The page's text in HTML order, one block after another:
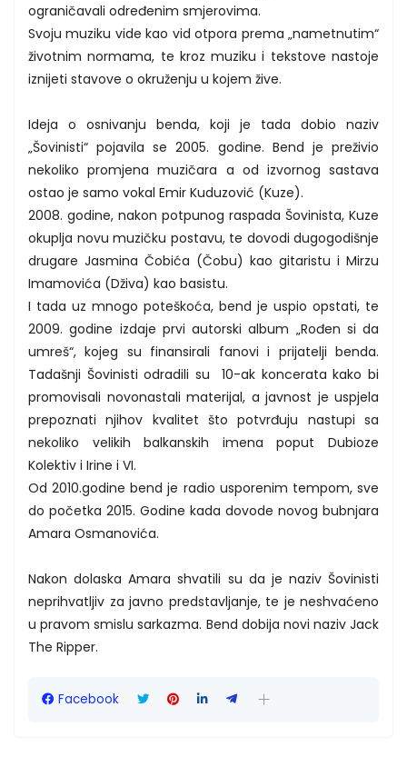
ograničavali određenim smjerovima.
Svoju muziku vide kao vid otpora prema „nametnutim“
životnim normama, te kroz muziku i tekstove nastoje
iznijeti stavove o okruženju u kojem žive.
Ideja o osnivanju benda, koji je tada dobio naziv
„Šovinisti“ pojavila se 2005. godine. Bend je preživio
nekoliko promjena muzičara a od izvornog sastava
ostao je samo vokal Emir Kuduzović (Kuze).
2008. godine, nakon potpunog raspada Šovinista, Kuze
okuplja novu muzičku postavu, te dovodi dugogodišnje
drugare Jasmina Čobića (Čobu) kao gitaristu i Mirzu
Imamovića (Dživa) kao basistu.
I tada uz mnogo poteškoća, bend je uspio opstati, te
2009. godine izdaje prvi autorski album „Rođen si da
umreš“, kojeg su finansirali fanovi i prijatelji benda.
Tadašnji Šovinisti odradili su 10-ak koncerata kako bi
promovisali novonastali materijal, a javnost je uspjela
prepoznati njihov kvalitet što potvrđuju nastupi sa
nekoliko velikih balkanskih imena poput Dubioze
Kolektiv i Irine i VI.
Od 2010.godine bend je radio usporenim tempom, sve
do početka 2015. Godine kada dovode novog bubnjara
Amara Osmanovića.
Nakon dolaska Amara shvatili su da je naziv Šovinisti
neprihvatljiv za javno predstavljanje, te je neshvaćeno
u pravom smislu sarkazma. Bend dobija novi naziv Jack
The Ripper.
Facebook